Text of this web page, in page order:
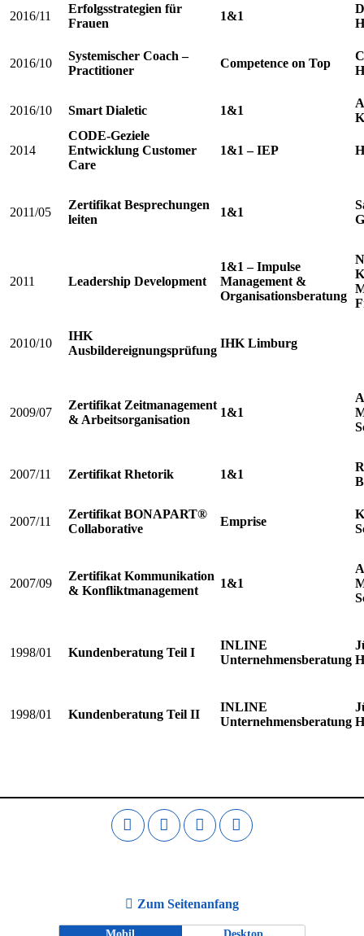
2016/11
Erfolgsstrategien für
Frauen
1&1
2016/10
Systemischer Coach –
Practitioner
Competence on Top
2016/10 Smart Dialetic 1&1
2014
CODE-Geziele
Entwicklung Customer
Care
1&1 – IEP
2011/05
Zertifikat Besprechungen
leiten
1&1
2011 Leadership Development
1&1 – Impulse
Management &
Organisationsberatung
2010/10
IHK
Ausbildereignungsprüfung
IHK Limburg
2009/07
Zertifikat Zeitmanagement
& Arbeitsorganisation
1&1
2007/11 Zertifikat Rhetorik 1&1
2007/11
Zertifikat BONAPART®
Collaborative
Emprise
2007/09
Zertifikat Kommunikation
& Konfliktmanagement
1&1
1998/01 Kundenberatung Teil I
INLINE
Unternehmensberatung
1998/01 Kundenberatung Teil II
INLINE
Unternehmensberatung
Zum Seitenanfang